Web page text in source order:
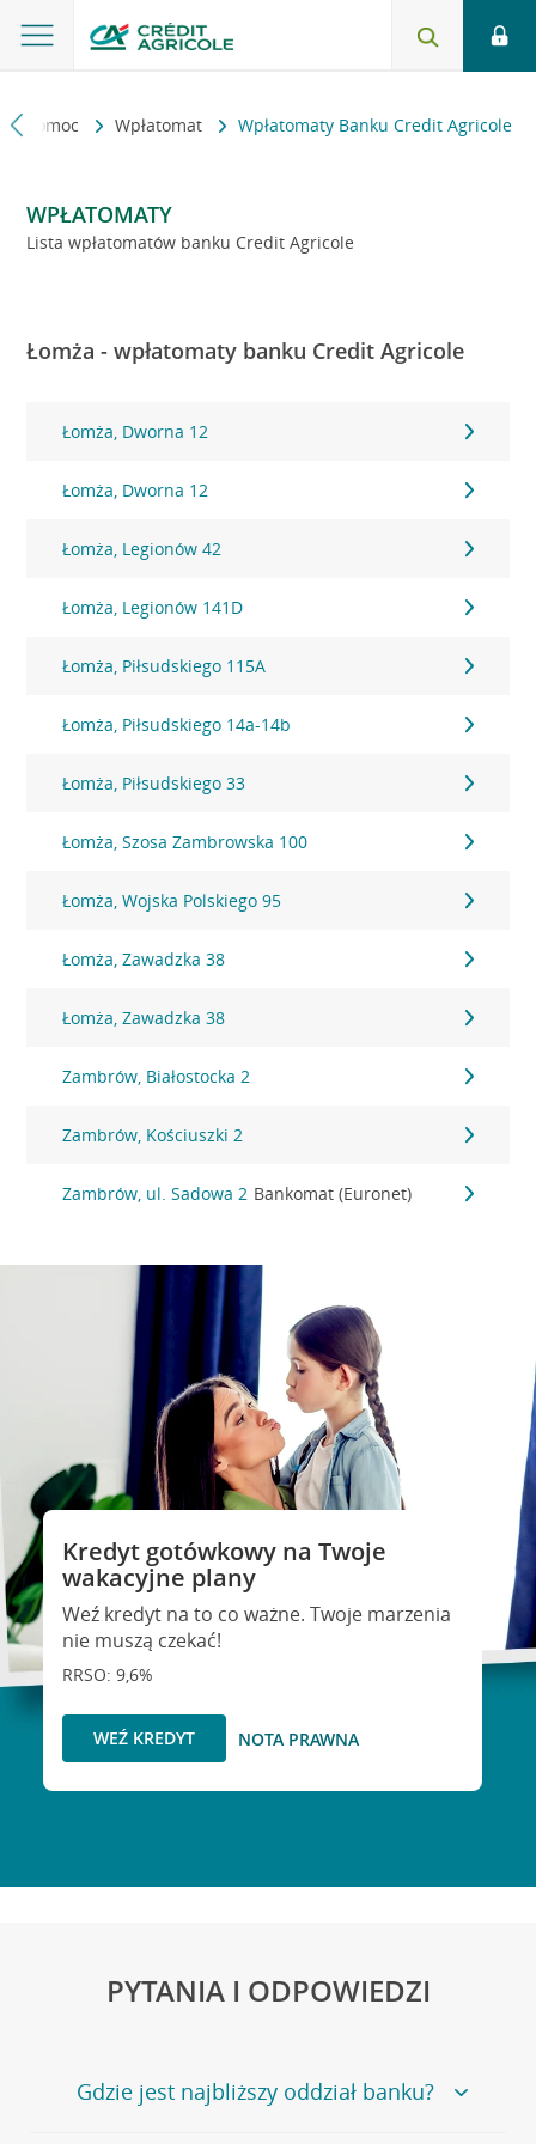
i pomoc Wpłatomat Wpłatomaty Banku Credit Agricole
WPŁATOMATY
Lista wpłatomatów banku Credit Agricole
Łomża - wpłatomaty banku Credit Agricole
Łomża, Dworna 12
Łomża, Dworna 12
Łomża, Legionów 42
Łomża, Legionów 141D
Łomża, Piłsudskiego 115A
Łomża, Piłsudskiego 14a-14b
Łomża, Piłsudskiego 33
Łomża, Szosa Zambrowska 100
Łomża, Wojska Polskiego 95
Łomża, Zawadzka 38
Łomża, Zawadzka 38
Zambrów, Białostocka 2
Zambrów, Kościuszki 2
Zambrów, ul. Sadowa 2 Bankomat (Euronet)
Kredyt gotówkowy na Twoje
wakacyjne plany
Weź kredyt na to co ważne. Twoje marzenia
nie muszą czekać!
RRSO: 9,6%
WEŹ KREDYT NOTA PRAWNA
PYTANIA I ODPOWIEDZI
Gdzie jest najbliższy oddział banku?